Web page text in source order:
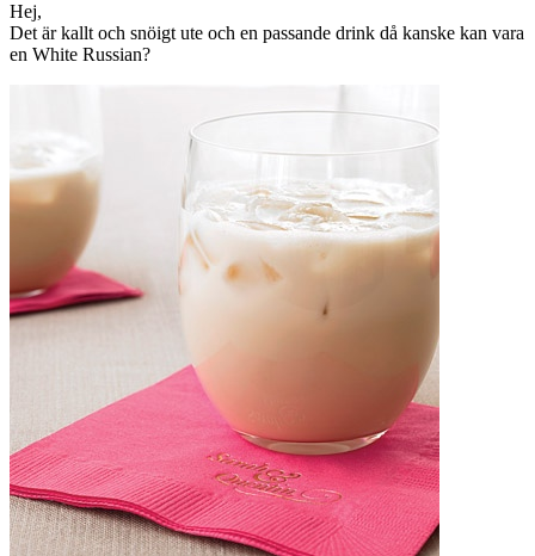
Hej,
Det är kallt och snöigt ute och en passande drink då kanske kan vara
en White Russian?